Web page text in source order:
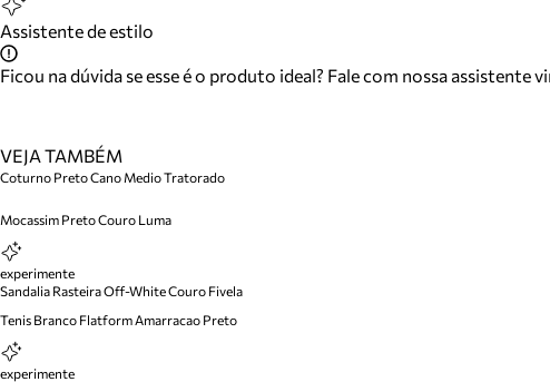
Assistente de estilo
Ficou na dúvida se esse é o produto ideal? Fale com nossa assistente
VEJA TAMBÉM
Coturno Preto Cano Medio Tratorado
Mocassim Preto Couro Luma
experimente
Sandalia Rasteira Off-White Couro Fivela
Tenis Branco Flatform Amarracao Preto
experimente